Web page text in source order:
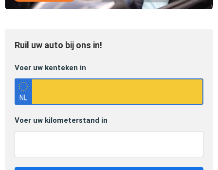
Ruil uw auto bij ons in!
Voer uw kenteken in
Voer uw kilometerstand in